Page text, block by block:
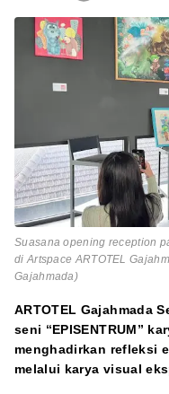
Suasana opening reception
di Artspace ARTOTEL
Gajahmada)
ARTOTEL Gajahmada
seni “EPISENTRUM”
menghadirkan refleksi
melalui karya visual